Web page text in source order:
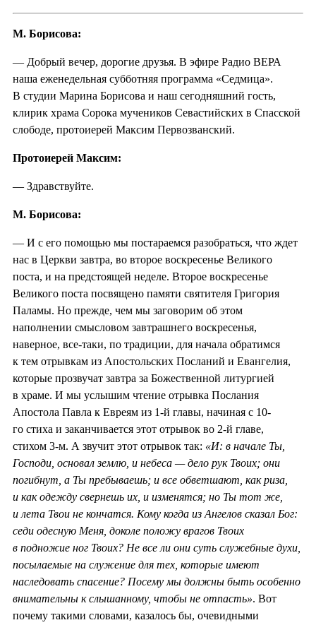
М. Борисова:
— Добрый вечер, дорогие друзья. В эфире Радио ВЕРА
наша еженедельная субботняя программа «Седмица».
В студии Марина Борисова и наш сегодняшний гость,
клирик храма Сорока мучеников Севастийских в Спасской
слободе, протоиерей Максим Первозванский.
Протоиерей Максим:
— Здравствуйте.
М. Борисова:
— И с его помощью мы постараемся разобраться, что ждет
нас в Церкви завтра, во второе воскресенье Великого
поста, и на предстоящей неделе. Второе воскресенье
Великого поста посвящено памяти святителя Григория
Паламы. Но прежде, чем мы заговорим об этом
наполнении смысловом завтрашнего воскресенья,
наверное, все-таки, по традиции, для начала обратимся
к тем отрывкам из Апостольских Посланий и Евангелия,
которые прозвучат завтра за Божественной литургией
в храме. И мы услышим чтение отрывка Послания
Апостола Павла к Евреям из 1-й главы, начиная с 10-
го стиха и заканчивается этот отрывок во 2-й главе,
стихом 3-м. А звучит этот отрывок так: «И: в начале Ты,
Господи, основал землю, и небеса — дело рук Твоих; они
погибнут, а Ты пребываешь; и все обветшают, как риза,
и как одежду свернешь их, и изменятся; но Ты тот же,
и лета Твои не кончатся. Кому когда из Ангелов сказал Бог:
седи одесную Меня, доколе положу врагов Твоих
в подножие ног Твоих? Не все ли они суть служебные духи,
посылаемые на служение для тех, которые имеют
наследовать спасение? Посему мы должны быть особенно
внимательны к слышанному, чтобы не отпасть». Вот
почему такими словами, казалось бы, очевидными